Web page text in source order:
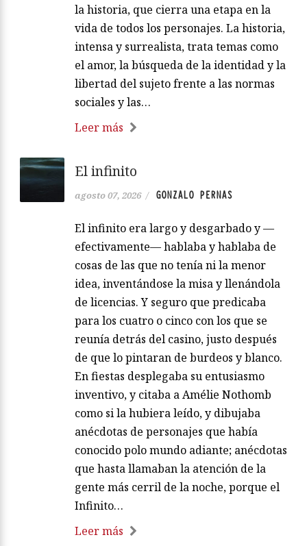
la historia, que cierra una etapa en la
vida de todos los personajes. La historia,
intensa y surrealista, trata temas como
el amor, la búsqueda de la identidad y la
libertad del sujeto frente a las normas
sociales y las…
Leer más
El infinito
agosto 07, 2026 / GONZALO PERNAS
El infinito era largo y desgarbado y —
efectivamente— hablaba y hablaba de
cosas de las que no tenía ni la menor
idea, inventándose la misa y llenándola
de licencias. Y seguro que predicaba
para los cuatro o cinco con los que se
reunía detrás del casino, justo después
de que lo pintaran de burdeos y blanco.
En fiestas desplegaba su entusiasmo
inventivo, y citaba a Amélie Nothomb
como si la hubiera leído, y dibujaba
anécdotas de personajes que había
conocido polo mundo adiante; anécdotas
que hasta llamaban la atención de la
gente más cerril de la noche, porque el
Infinito…
Leer más